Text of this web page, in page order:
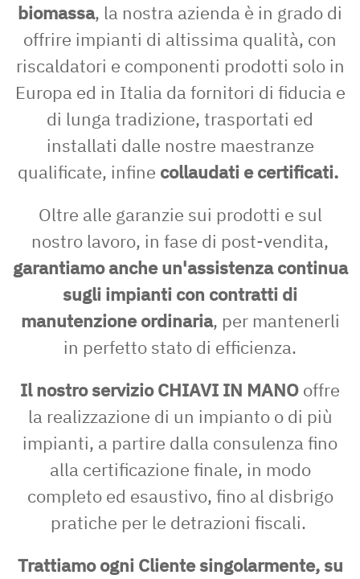
biomassa, la nostra azienda è in grado di
offrire impianti di altissima qualità, con
riscaldatori e componenti prodotti solo in
Europa ed in Italia da fornitori di fiducia e
di lunga tradizione, trasportati ed
installati dalle nostre maestranze
qualificate, infine collaudati e certificati.
Oltre alle garanzie sui prodotti e sul
nostro lavoro, in fase di post-vendita,
garantiamo anche un'assistenza continua
sugli impianti con contratti di
manutenzione ordinaria, per mantenerli
in perfetto stato di efficienza.
Il nostro servizio CHIAVI IN MANO offre
la realizzazione di un impianto o di più
impianti, a partire dalla consulenza fino
alla certificazione finale, in modo
completo ed esaustivo, fino al disbrigo
pratiche per le detrazioni fiscali.
Trattiamo ogni Cliente singolarmente, su